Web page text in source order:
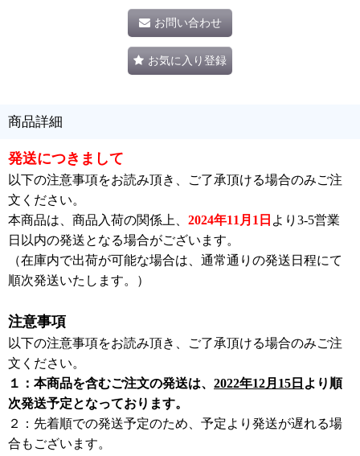
お問い合わせ
お気に入り登録
商品詳細
発送につきまして
以下の注意事項をお読み頂き、ご了承頂ける場合のみご注
文ください。
本商品は、商品入荷の関係上、 2024年11月1日 より3-5営業
日以内の発送となる場合がございます。
（在庫内で出荷が可能な場合は、通常通りの発送日程にて
順次発送いたします。）
注意事項
以下の注意事項をお読み頂き、ご了承頂ける場合のみご注
文ください。
１：本商品を含むご注文の発送は、 2022年12月15日 より順
次発送予定となっております。
２：先着順での発送予定のため、予定より発送が遅れる場
合もございます。